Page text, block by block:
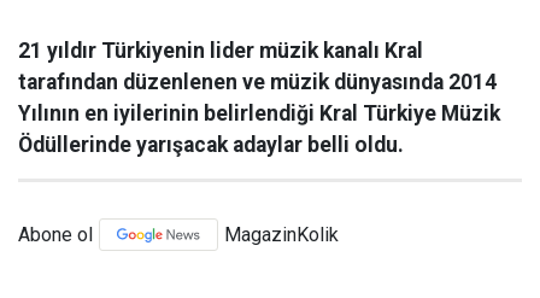
21 yıldır Türkiyenin lider müzik kanalı Kral
tarafından düzenlenen ve müzik dünyasında 2014
Yılının en iyilerinin belirlendiği Kral Türkiye Müzik
Ödüllerinde yarışacak adaylar belli oldu.
Abone ol MagazinKolik